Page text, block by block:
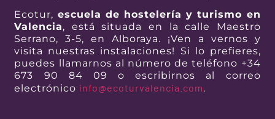
Ecotur, escuela de hostelería y turismo en
Valencia, está situada en la calle Maestro
Serrano, 3-5, en Alboraya. ¡Ven a vernos y
visita nuestras instalaciones! Si lo prefieres,
puedes llamarnos al número de teléfono +34
673 90 84 09 o escribirnos al correo
electrónico info@ecoturvalencia.com.